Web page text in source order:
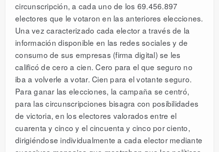
circunscripción, a cada uno de los 69.456.897
electores que le votaron en las anteriores elecciones.
Una vez caracterizado cada elector a través de la
información disponible en las redes sociales y de
consumo de sus empresas (firma digital) se les
calificó de cero a cien. Cero para el que seguro no
iba a volverle a votar. Cien para el votante seguro.
Para ganar las elecciones, la campaña se centró,
para las circunscripciones bisagra con posibilidades
de victoria, en los electores valorados entre el
cuarenta y cinco y el cincuenta y cinco por ciento,
dirigiéndose individualmente a cada elector mediante